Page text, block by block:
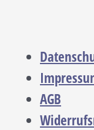
AGB